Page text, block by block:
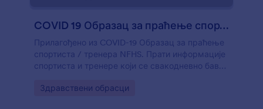
COVID 19 Образац за праћење спортиста / тренера
Прилагођено из COVID-19 Образац за праћење
спортиста / тренера NFHS. Прати информације
спортиста и тренере који се свакодневно баве
Go to Category:
Здравствени обрасци